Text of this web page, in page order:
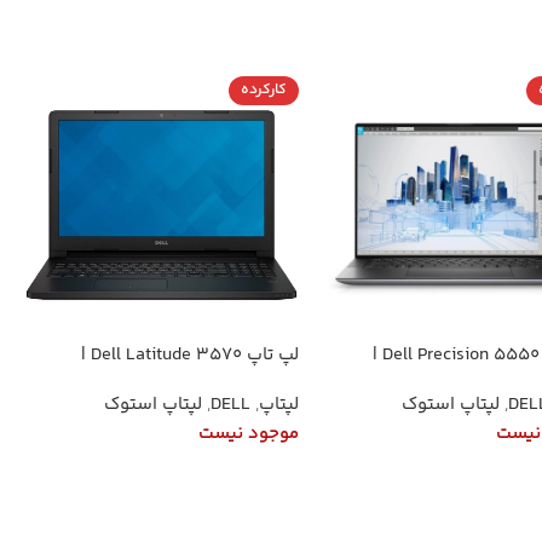
لپ تاپ Dell Precision 5550 |
, لپتاپ استوک
کارکرده
لپ تاپ Dell Latitude 3570 |
هسته) | رم 8 گیگ DDR4 | SSD 256
لپتاپ,
DELL
, لپتاپ استوک
موجود نیست